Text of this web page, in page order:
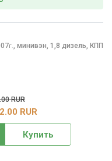
г., минивэн, 1,8 дизель, КПП
RUR
RUR
Купить